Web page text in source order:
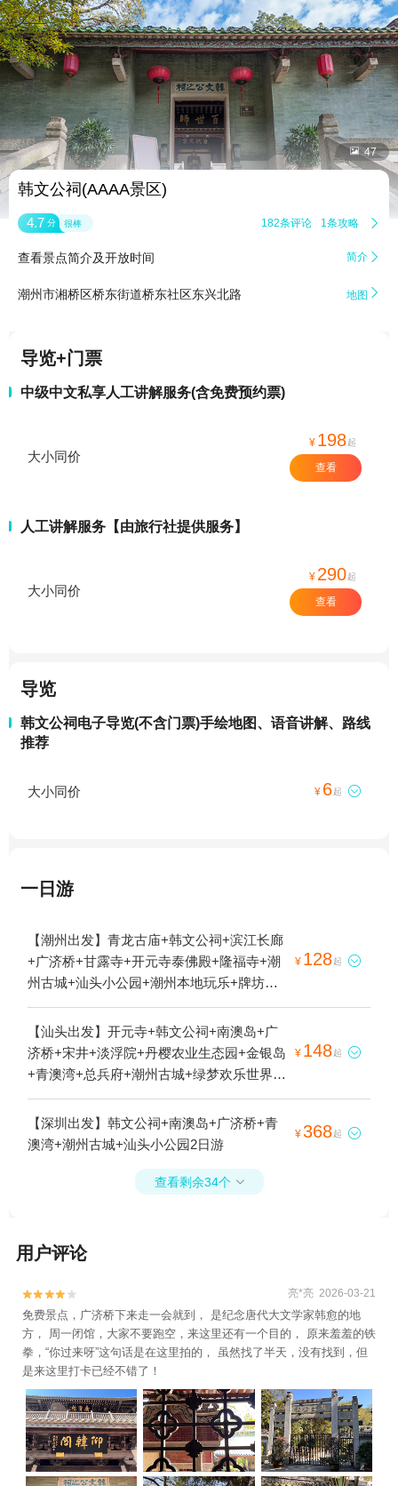
 47
韩文公祠(AAAA景区)
4.7 分 很棒 182条评论 1条攻略 
查看景点简介及开放时间 简介 
潮州市湘桥区桥东街道桥东社区东兴北路 地图 
导览+门票
中级中文私享人工讲解服务(含免费预约票)
大小同价
¥ 198起
查看
人工讲解服务【由旅行社提供服务】
大小同价
¥ 290起
查看
导览
韩文公祠电子导览(不含门票)手绘地图、语音讲解、路线
推荐
大小同价 ¥ 6起 
一日游
【潮州出发】青龙古庙+韩文公祠+滨江长廊
+广济桥+甘露寺+开元寺泰佛殿+隆福寺+潮
州古城+汕头小公园+潮州本地玩乐+牌坊街1
日游
¥ 128起 
【汕头出发】开元寺+韩文公祠+南澳岛+广
济桥+宋井+淡浮院+丹樱农业生态园+金银岛
+青澳湾+总兵府+潮州古城+绿梦欢乐世界
+中海黄金海岸水上乐园+潮州绿太阳欢乐世
界+南澳大桥+汕头小公园+南澳冰雪主题乐
园+牌坊街1日游
¥ 148起 
【深圳出发】韩文公祠+南澳岛+广济桥+青
澳湾+潮州古城+汕头小公园2日游
¥368起 
查看剩余34个 
用户评论

 亮*亮 2026-03-21
免费景点，广济桥下来走一会就到， 是纪念唐代大文学家韩愈的地
方， 周一闭馆，大家不要跑空，来这里还有一个目的， 原来羞羞的铁
拳，“你过来呀”这句话是在这里拍的， 虽然找了半天，没有找到，但
是来这里打卡已经不错了！
